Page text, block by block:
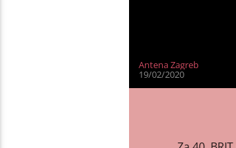
Antena Zagreb
19/02/2020